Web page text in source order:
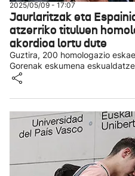
2025/05/09 - 17:07
Jaurlaritzak eta
atzerriko tituluen
akordioa lortu dute
Guztira, 200 homologazio
Gorenak eskumena